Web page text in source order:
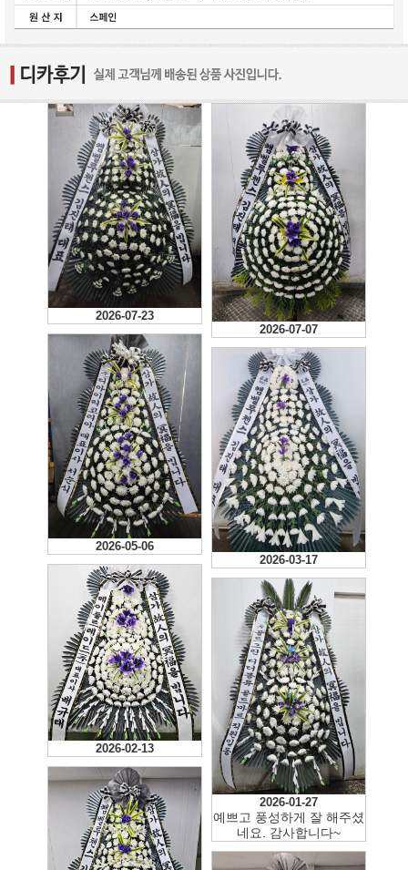
2026-07-23
2026-07-07
2026-05-06
2026-03-17
2026-02-13
2026-01-27
예쁘고 풍성하게 잘 해주셨
네요. 감사합니다~